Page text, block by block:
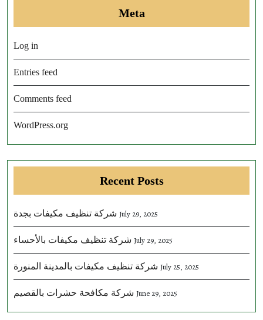
Meta
Log in
Entries feed
Comments feed
WordPress.org
Recent Posts
شركة تنظيف مكيفات بجدة July 29, 2025
شركة تنظيف مكيفات بالأحساء July 29, 2025
شركة تنظيف مكيفات بالمدينة المنورة July 25, 2025
شركة مكافحة حشرات بالقصيم June 29, 2025